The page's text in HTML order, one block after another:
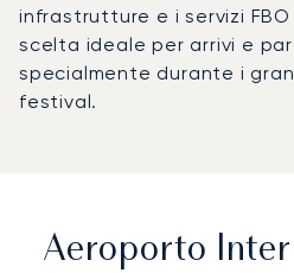
infrastrutture e i servizi
scelta ideale per arrivi e
specialmente durante i
festival.
Aeroporto